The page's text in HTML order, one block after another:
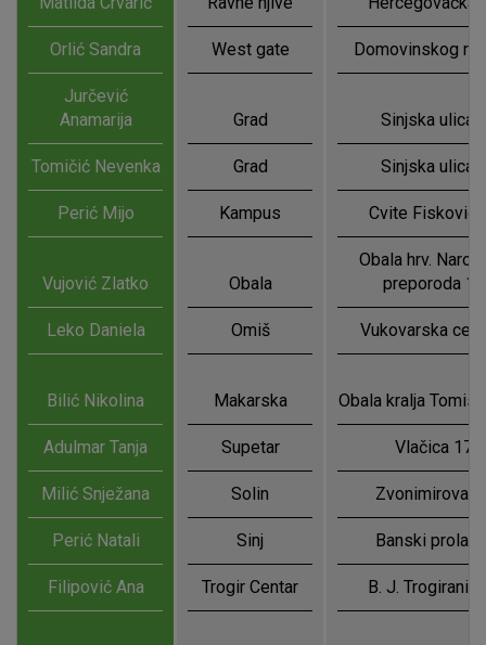
Orlić Sandra West gate Domovinskog
Jurčević
Anamarija
Grad Sinjska ulica
Tomičić Nevenka Grad Sinjska ulica
Perić Mijo Kampus Cvite
Vujović Zlatko Obala
Obala hrv.
preporoda 10
Leko Daniela Omiš Vukovarska
Bilić Nikolina Makarska Obala kralja
Adulmar Tanja Supetar Vlačica 17
Milić Snježana Solin Zvonimirova
Perić Natali Sinj Banski prolaz
Filipović Ana Trogir Centar B. J.